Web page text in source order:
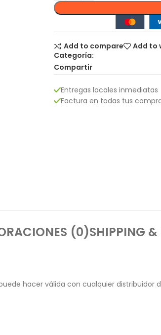
Add to compare
Add to
Categoría:
Compartir
Entregas locales inmediatas
Factura en todas tus
(0)SHIPPING &
hacer válida con cualquier distribuidor de